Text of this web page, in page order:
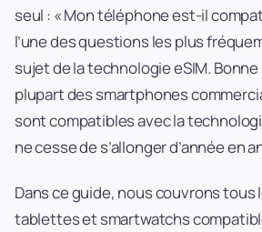
seul : « Mon téléphone est-il
l’une des questions les plus
sujet de la technologie eSIM.
plupart des smartphones
sont compatibles avec la
ne cesse de s’allonger d’année en
Dans ce guide, nous couvrons tous
tablettes et smartwatchs